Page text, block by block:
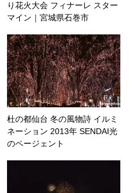
り花火大会 フィナーレ スター
マイン｜宮城県石巻市
杜の都仙台 冬の風物詩 イルミ
ネーション 2013年 SENDAI光
のページェント